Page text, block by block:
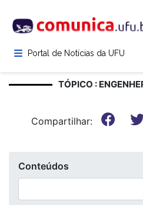
para
conteúdoPortal de Notícias da UFU
TÓPICO :
Compartilhar:
Conteúdos